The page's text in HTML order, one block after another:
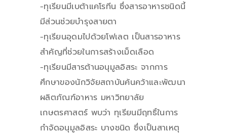
-ทุเรียนมีเบต้าแคโรทีน ซึ่งสารอาหารชนิดนี้
มีส่วนช่วยบำรุงสายตา
-ทุเรียนอุดมไปด้วยโฟเลต เป็นสารอาหาร
สำคัญที่ช่วยในการสร้างเม็ดเลือด
-ทุเรียนมีสารต้านอนุมูลอิสระ จากการ
ศึกษาของนักวิจัยสถาบันค้นคว้าและพัฒนา
ผลิตภัณฑ์อาหาร มหาวิทยาลัย
เกษตรศาสตร์ พบว่า ทุเรียนมีฤทธิ์ในการ
กำจัดอนุมูลอิสระ บางชนิด ซึ่งเป็นสาเหตุ